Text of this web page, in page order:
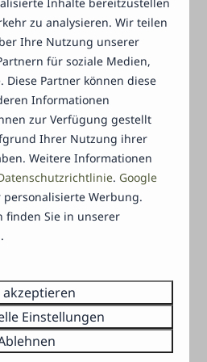
im Sinn, aber es ist
bezahlen? Überhaupt kein
Ihren Aufenthalt und
innerhalb von 14 Tagen.
möglich, außer für
mit einer Anreise
In diesem Fall bitten wir
müssen Sie nicht den
In diesem Fall ist es
zu zahlen. Sie zahlen 30
von 14 Tagen. Für die
zu analysieren. Wir teilen
Ihre Nutzung unserer
für soziale Medien,
Diese Partner können diese
Informationen
zur Verfügung gestellt
Ihrer Nutzung ihrer
Weitere Informationen
. Google
personalisierte Werbung.
finden Sie in unserer
akzeptieren
Einstellungen